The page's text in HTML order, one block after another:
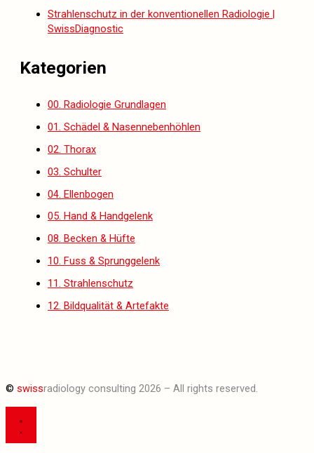
Strahlenschutz in der konventionellen Radiologie |
SwissDiagnostic
Kategorien
00. Radiologie Grundlagen
01. Schädel & Nasennebenhöhlen
02. Thorax
03. Schulter
04. Ellenbogen
05. Hand & Handgelenk
08. Becken & Hüfte
10. Fuss & Sprunggelenk
11. Strahlenschutz
12. Bildqualität & Artefakte
© swissradiology consulting 2026 – All rights reserved.